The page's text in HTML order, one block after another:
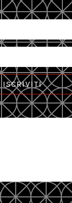
ISCRIVITI